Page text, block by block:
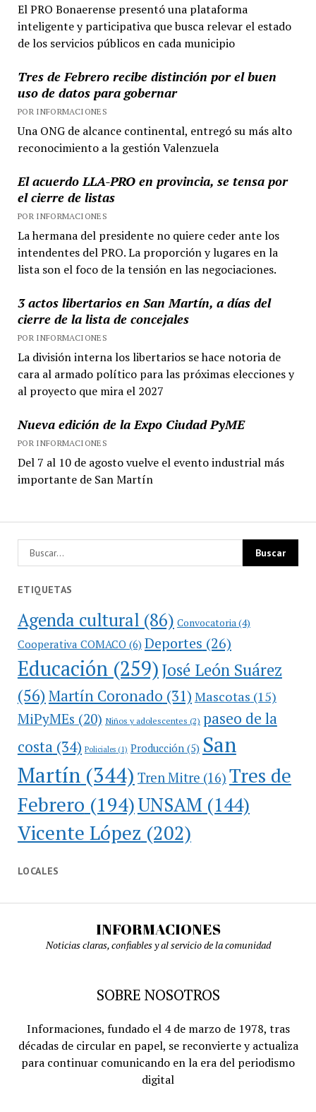
El PRO Bonaerense presentó una plataforma
inteligente y participativa que busca relevar el estado
de los servicios públicos en cada municipio
Tres de Febrero recibe distinción por el buen
uso de datos para gobernar
POR INFORMACIONES
Una ONG de alcance continental, entregó su más alto
reconocimiento a la gestión Valenzuela
El acuerdo LLA-PRO en provincia, se tensa por
el cierre de listas
POR INFORMACIONES
La hermana del presidente no quiere ceder ante los
intendentes del PRO. La proporción y lugares en la
lista son el foco de la tensión en las negociaciones.
3 actos libertarios en San Martín, a días del
cierre de la lista de concejales
POR INFORMACIONES
La división interna los libertarios se hace notoria de
cara al armado político para las próximas elecciones y
al proyecto que mira el 2027
Nueva edición de la Expo Ciudad PyME
POR INFORMACIONES
Del 7 al 10 de agosto vuelve el evento industrial más
importante de San Martín
ETIQUETAS
Agenda cultural (86) Convocatoria (4)
Cooperativa COMACO(6) Deportes (26)
Educación(259)José León Suárez
(56)Martín Coronado (31) Mascotas (15)
MiPyMEs (20) Niños y adolescentes (2) paseo de la
costa(34) Policiales(1) Producción(5) San
Martín(344) Tren Mitre (16) Tres de
Febrero (194)UNSAM (144)
Vicente López (202)
LOCALES
INFORMACIONES
Noticias claras, confiables y al servicio de la comunidad
SOBRE NOSOTROS
Informaciones, fundado el 4 de marzo de 1978, tras
décadas de circular en papel, se reconvierte y actualiza
para continuar comunicando en la era del periodismo
digital